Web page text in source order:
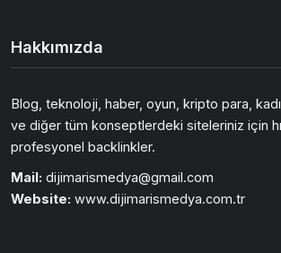
Hakkımızda
Blog, teknoloji, haber, oyun, kripto para,
ve diğer tüm konseptlerdeki siteleriniz için
profesyonel backlinkler.
Mail: dijimarismedya@gmail.com
Website: www.dijimarismedya.com.tr